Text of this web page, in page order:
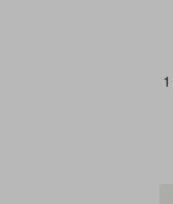
1